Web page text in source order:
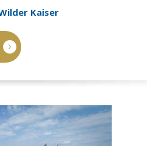
Kaiser